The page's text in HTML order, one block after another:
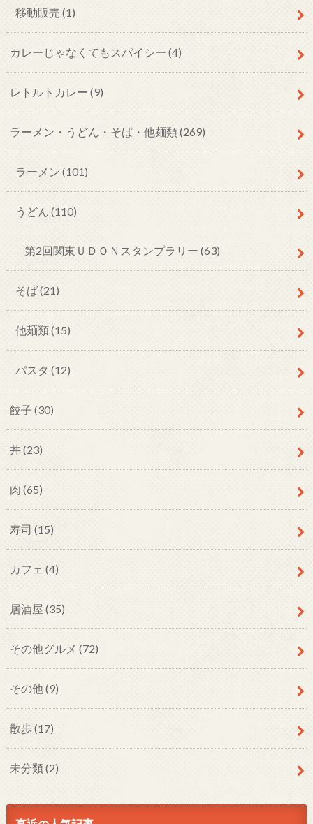
移動販売 (1)
カレーじゃなくてもスパイシー (4)
レトルトカレー (9)
ラーメン・うどん・そば・他麺類(269)
ラーメン (101)
うどん (110)
第2回関東ＵＤＯＮスタンプラリー (63)
そば(21)
他麺類(15)
パスタ (12)
餃子 (30)
丼(23)
肉 (65)
寿司 (15)
カフェ (4)
居酒屋 (35)
その他グルメ (72)
その他 (9)
散歩(17)
未分類(2)